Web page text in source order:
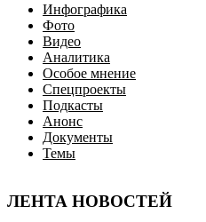
Инфографика
Фото
Видео
Аналитика
Особое мнение
Спецпроекты
Подкасты
Анонс
Документы
Темы
ЛЕНТА НОВОСТЕЙ